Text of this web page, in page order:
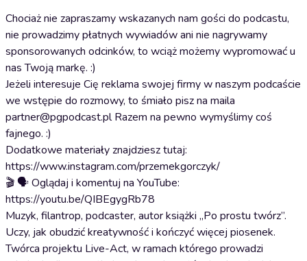
Chociaż nie zapraszamy wskazanych nam gości do podcastu,
nie prowadzimy płatnych wywiadów ani nie nagrywamy
sponsorowanych odcinków, to wciąż możemy wypromować u
nas Twoją markę. :)
Jeżeli interesuje Cię reklama swojej firmy w naszym podcaście
we wstępie do rozmowy, to śmiało pisz na maila
partner@pgpodcast.pl Razem na pewno wymyślimy coś
fajnego. :)
Dodatkowe materiały znajdziesz tutaj:
https://www.instagram.com/przemekgorczyk/
🎬 🗣️ Oglądaj i komentuj na YouTube:
https://youtu.be/QIBEgygRb78
Muzyk, filantrop, podcaster, autor książki „Po prostu twórz”.
Uczy, jak obudzić kreatywność i kończyć więcej piosenek.
Twórca projektu Live-Act, w ramach którego prowadzi